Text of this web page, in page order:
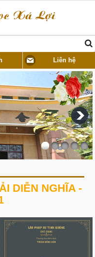
Liên hệ
DIỄN NGHĨA -